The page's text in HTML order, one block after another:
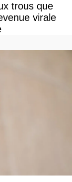
trous que
virale